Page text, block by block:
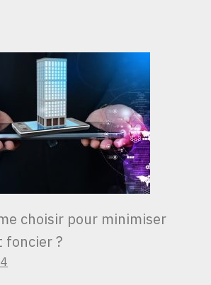
choisir pour minimiser
foncier ?